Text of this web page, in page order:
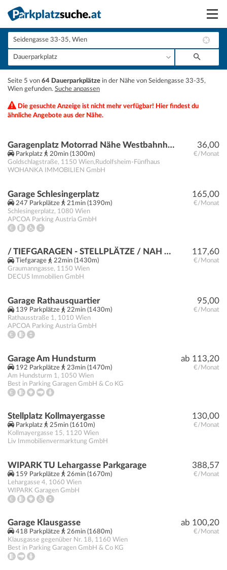
Suchen
Vermieten
Anmelden
Seite 5 von 64 Dauerparkplätze in der Nähe von Seidengasse 33-35,
Wien gefunden. Suche anpassen
Die gesuchte Anzeige ist nicht mehr verfügbar! Hier findest du
ähnliche Angebote aus der Nähe.
36,00
€/Monat
Garagenplatz Motorrad Nähe Westbahnhof
Parkplatz
20min (1300m)
Goldschlagstraße, 1150 Wien,Rudolfsheim-Fünfhaus
WOHANKA IMMOBILIEN GmbH
165,00
€/Monat
Garage Schlesingerplatz
247 Parkplätze
21min (1390m)
Schlesingerplatz, 1080 Wien
APCOA Parking Austria GmbH
117,60
€/Monat
/ TIEFGARAGEN - STELLPLÄTZE / NAH GELEGENE U-BAHN STATION / KEINE MAKLERGEBÜHR
Tiefgarage
22min (1430m)
Graumanngasse, 1150 Wien
DECUS Immobilien GmbH
95,00
€/Monat
Garage Rathausquartier
139 Parkplätze
22min (1430m)
Rathausstraße 1, 1010 Wien
APCOA Parking Austria GmbH
ab 113,20
€/Monat
Garage Am Hundsturm
192 Parkplätze
23min (1470m)
Am Hundsturm 1 , 1050 Wien
Best in Parking Garagen GmbH & Co KG
130,00
€/Monat
Stellplatz Kollmayergasse
Parkplatz
25min (1610m)
Kollmayergasse 15, 1120 Wien
Liv Immobilienvermarktung GmbH
388,57
€/Monat
WIPARK TU Lehargasse Parkgarage
159 Parkplätze
26min (1670m)
Lehargasse 4, 1060 Wien
WIPARK Garagen GmbH
ab 100,20
€/Monat
Garage Klausgasse
418 Parkplätze
26min (1680m)
Klausgasse gegenüber Nr. 18, 1160 Wien
Best in Parking Garagen GmbH & Co KG
+
−